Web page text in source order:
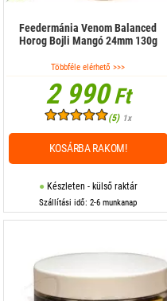
Feedermánia Venom Balanced
Horog Bojli Mangó 24mm 130g
Többféle elérhető >>>
2 990Ft
(5) 1x
Készleten - külső raktár
Szállítási idő: 2-6 munkanap
KOSÁRBA RAKOM!